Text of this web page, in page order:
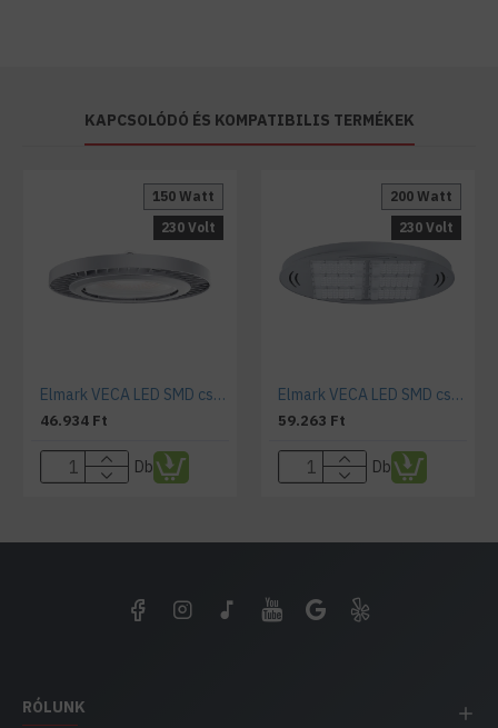
KAPCSOLÓDÓ ÉS KOMPATIBILIS TERMÉKEK
150 Watt
230 Volt
Elmark VECA LED SMD csarnokvilágító 150W 5500K 15000lm 5év
46.934 Ft
Db
200 Watt
230 Volt
Elmark VECA LED SMD csarnokvilágító 200W 5500K 20000lm 5év
59.263 Ft
Db
RÓLUNK